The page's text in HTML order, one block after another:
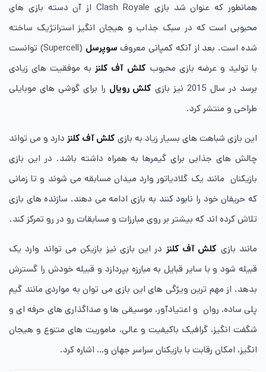
همانطور که عنوان شد بازی Clash Royale از آن دسته بازی های
محبوبی است که در سبک جذاب و هیجان انگیز استراتژیک ساخته
شده است. بعد از آنکه کمپانی معروف سوپرسل
(Supercell) توانست
با تولید و عرضه بازی محبوب کلش آف کلنز به موفقیت های زیادی
برسد در سال 2015 نیز بازی
کلش رویال را برای گوشی های موبایلی
طراحی و منتشر کرد.
این بازی شباهت های بسیار زیاد به بازی کلش آف کلنز دارد و می تواند
چالش های جذابی برای گیمرها به همراه داشته باشد. در این بازی
بازیکنان مانند یک گلادیاتور وارد میدان مسابقه می شوند و تا زمانی
که حریفان خود را نابود کنند به بازی ادامه می دهند. سازنده های بازی
تلاش کرده اند که بیشتر بر روی مبارزات و مسابقات رو در رو تمرکز کند.
مانند بازی کلش آف کلنز در این بازی نیز بازیکن می تواند وارد یک
قبیله شود و با سایر قبایل به مبارزه بپردازد و قبیله خودش را گسترش
بدهد. از مهم ترین ویژگی های این بازی می توان به مواردی مانند گیم
پلی ساده، روان و اعتیادآور، موسیقی ها و صداگذاری های حرفه ای و
شگفت انگیز، گرافیک باکیفیت و عالی، ماموریت های متنوع و هیجان
انگیز، امکان رقابت با بازیکنان سراسر جهان و… اشاره کرد.